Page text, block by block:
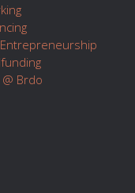
Brdo